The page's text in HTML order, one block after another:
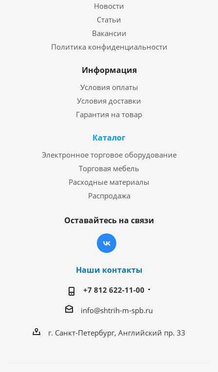
Новости
Статьи
Вакансии
Политика конфиденциальности
Информация
Условия оплаты
Условия доставки
Гарантия на товар
Каталог
Электронное торговое оборудование
Торговая мебель
Расходные материалы
Распродажа
Оставайтесь на связи
Наши контакты
+7 812 622-11-00
info@shtrih-m-spb.ru
г. Санкт-Петербург, Английский пр. 33